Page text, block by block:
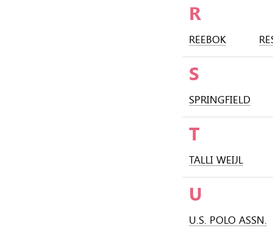
R
REEBOK
S
SPRINGFIELD
T
TALLI WEIJL
U
U.S. POLO ASSN.